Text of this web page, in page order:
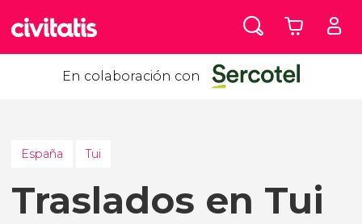
En colaboración con
España Tui
Traslados en Tui